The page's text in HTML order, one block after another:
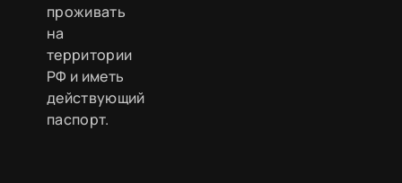
проживать
на
территории
РФ и иметь
действующий
паспорт.